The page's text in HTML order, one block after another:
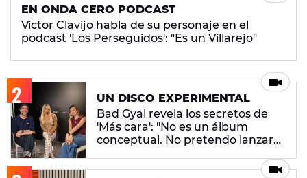
EN ONDA CERO PODCAST
Víctor Clavijo habla de su personaje en el
podcast 'Los Perseguidos': "Es un Villarejo"
UN DISCO EXPERIMENTAL
Bad Gyal revela los secretos de
'Más cara': "No es un álbum
conceptual. No pretendo lanzar